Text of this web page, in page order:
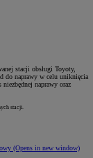
stacji obsługi Toyoty,
do naprawy w celu uniknięcia
naprawy oraz
stacji.
(Opens in new window)